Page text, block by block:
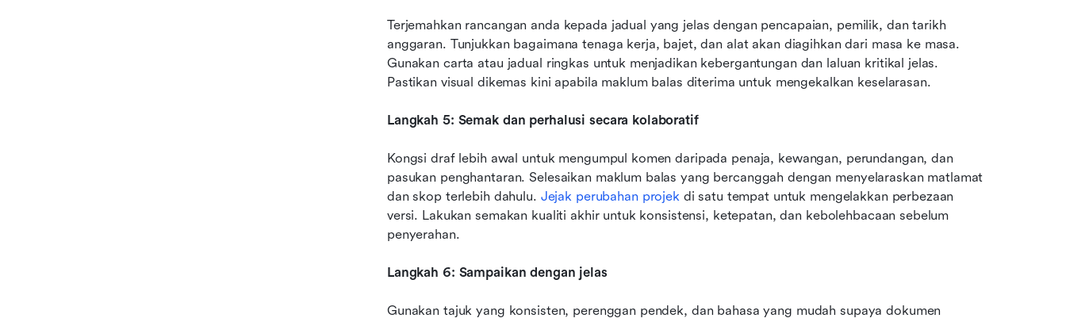
Terjemahkan rancangan anda kepada jadual yang jelas dengan pencapaian, pemilik, dan tarikh
anggaran. Tunjukkan bagaimana tenaga kerja, bajet, dan alat akan diagihkan dari masa ke masa.
Gunakan carta atau jadual ringkas untuk menjadikan kebergantungan dan laluan kritikal jelas.
Pastikan visual dikemas kini apabila maklum balas diterima untuk mengekalkan keselarasan.
Langkah 5: Semak dan perhalusi secara kolaboratif
Kongsi draf lebih awal untuk mengumpul komen daripada penaja, kewangan, perundangan, dan
pasukan penghantaran. Selesaikan maklum balas yang bercanggah dengan menyelaraskan matlamat
dan skop terlebih dahulu. Jejak perubahan projek di satu tempat untuk mengelakkan perbezaan
versi. Lakukan semakan kualiti akhir untuk konsistensi, ketepatan, dan kebolehbacaan sebelum
penyerahan.
Langkah 6: Sampaikan dengan jelas
Gunakan tajuk yang konsisten, perenggan pendek, dan bahasa yang mudah supaya dokumen